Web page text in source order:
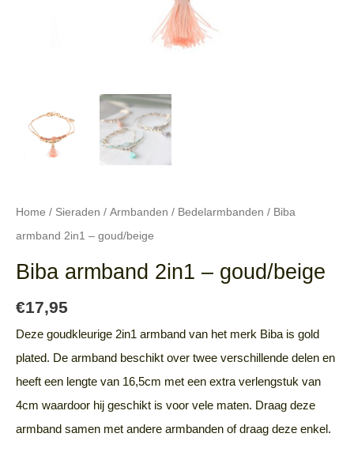
Home / Sieraden / Armbanden / Bedelarmbanden / Biba
armband 2in1 – goud/beige
Biba armband 2in1 – goud/beige
€17,95
Deze goudkleurige 2in1 armband van het merk Biba is gold
plated. De armband beschikt over twee verschillende delen en
heeft een lengte van 16,5cm met een extra verlengstuk van
4cm waardoor hij geschikt is voor vele maten. Draag deze
armband samen met andere armbanden of draag deze enkel.